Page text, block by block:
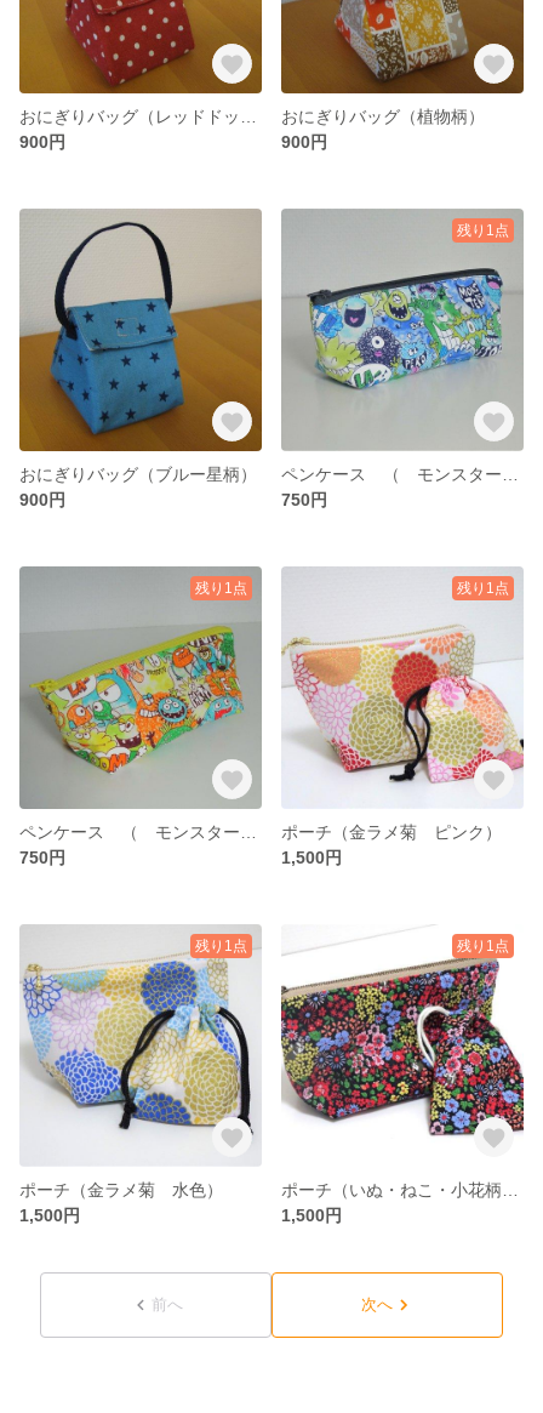
900円
おにぎりバッグ（植物柄）
900円
おにぎりバッグ（ブルー星柄）
900円
残り1点
750円
残り1点
750円
残り1点
ポーチ（金ラメ菊 ピンク）
1,500円
残り1点
ポーチ（金ラメ菊 水色）
1,500円
残り1点
1,500円
前へ 次へ